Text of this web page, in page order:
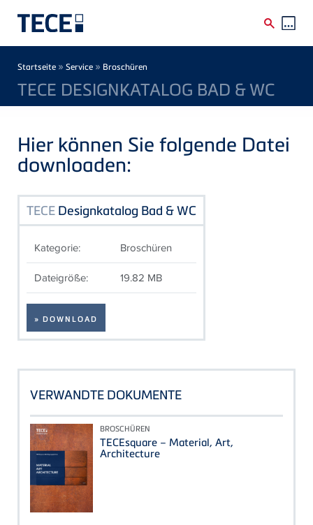
Breadcrumb
Startseite » Service » Broschüren
TECE DESIGNKATALOG BAD & WC
Hier können Sie folgende Datei
downloaden:
TECE Designkatalog Bad & WC
Kategorie: Broschüren
Dateigröße: 19.82 MB
» DOWNLOAD
VERWANDTE DOKUMENTE
BROSCHÜREN
TECEsquare – Material, Art,
Architecture